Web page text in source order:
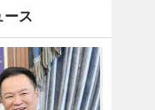
ース